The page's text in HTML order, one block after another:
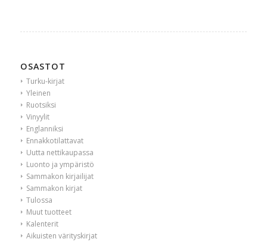
OSASTOT
Turku-kirjat
Yleinen
Ruotsiksi
Vinyylit
Englanniksi
Ennakkotilattavat
Uutta nettikaupassa
Luonto ja ympäristö
Sammakon kirjailijat
Sammakon kirjat
Tulossa
Muut tuotteet
Kalenterit
Aikuisten värityskirjat